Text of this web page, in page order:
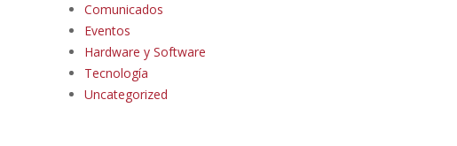
Comunicados
Eventos
Hardware y Software
Tecnología
Uncategorized